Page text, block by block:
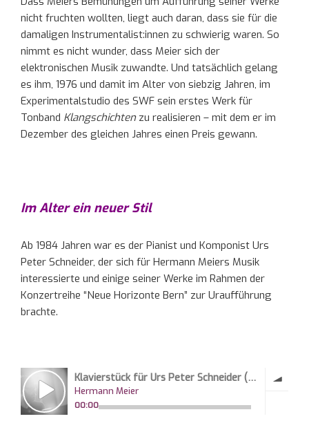
nicht fruchten wollten, liegt auch daran, dass sie für die
damaligen Instrumentalist:innen zu schwierig waren. So
nimmt es nicht wunder, dass Meier sich der
elektronischen Musik zuwandte. Und tatsächlich gelang
es ihm, 1976 und damit im Alter von siebzig Jahren, im
Experimentalstudio des SWF sein erstes Werk für
Tonband Klangschichtenzu realisieren – mit dem er im
Dezember des gleichen Jahres einen Preis gewann.
Im Alter ein neuer Stil
Ab 1984 Jahren war es der Pianist und Komponist Urs
Peter Schneider, der sich für Hermann Meiers Musik
interessierte und einige seiner Werke im Rahmen der
Konzertreihe “Neue Horizonte Bern” zur Uraufführung
brachte.